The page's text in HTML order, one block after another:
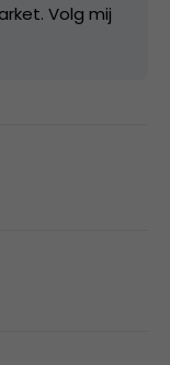
Volg mij